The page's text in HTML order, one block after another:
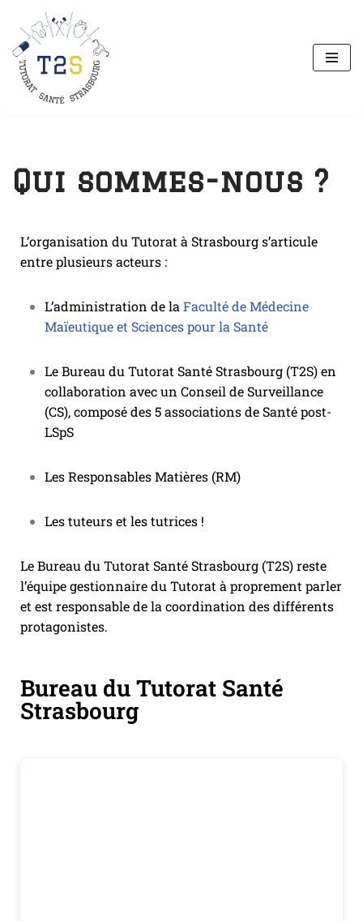
Aller
au
contenu
Qui sommes-nous ?
L’organisation du Tutorat à Strasbourg s’articule
entre plusieurs acteurs :
L’administration de la Faculté de Médecine
Maïeutique et Sciences pour la Santé
Le Bureau du Tutorat Santé Strasbourg (T2S) en
collaboration avec un Conseil de Surveillance
(CS), composé des 5 associations de Santé post-
LSpS
Les Responsables Matières (RM)
Les tuteurs et les tutrices !
Le Bureau du Tutorat Santé Strasbourg (T2S) reste
l’équipe gestionnaire du Tutorat à proprement parler
et est responsable de la coordination des différents
protagonistes.
Bureau du Tutorat Santé
Strasbourg